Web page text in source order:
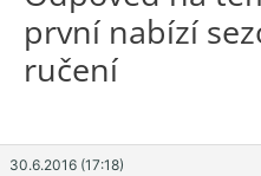
první nabízí
ručení
30.6.2016 (17:18)